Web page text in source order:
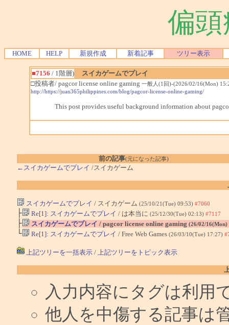
偏
HOME HELP 新規作成 新着記事 ツリー表示
■7156 / 1階層)
スイカゲームでプレイ
□投稿者/ pagcor license online gaming 一般人(1回)-(2026/02/16(Mon)
http://https://juan365philippines.com/blog/pagcor-license-online-gaming/
This post provides useful background information about
前の記事(元になった記事)
←スイカゲームでプレイ /スイカゲーム
スイカゲームでプレイ / スイカゲーム (25/10/21(Tue) 09:53) #7060
├ Re[1]: スイカゲームでプレイ / は本当に (25/12/30(Tue) 02:13) #7117
├ スイカゲームでプレイ / pagcor license online gaming (26/02/
└ Re[1]: スイカゲームでプレイ / Free Web Games (26/03/10(Tue) 17:27)
上記ツリーを一括表示/ 上記ツリーをトピック表示
入力内容にタグは利用
他人を中傷する記事は